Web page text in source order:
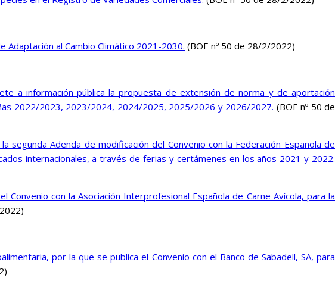
al Cambio Climático 2021-2030. (BOE nº 50 de 28/2/2022)
a información pública la propuesta de extensión de norma y de aportación
2022/2023, 2023/2024, 2024/2025, 2025/2026 y 2026/2027. (BOE nº 50 de
Adenda de modificación del Convenio con la Federación Española de
internacionales, a través de ferias y certámenes en los años 2021 y 2022.
con la Asociación Interprofesional Española de Carne Avícola, para la
por la que se publica el Convenio con el Banco de Sabadell, SA, para